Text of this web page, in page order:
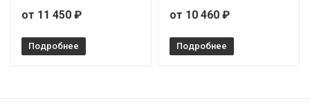
от 11 450 ₽
Подробнее
от 10 460 ₽
Подробнее